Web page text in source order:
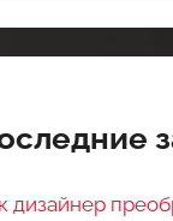
дизайнер